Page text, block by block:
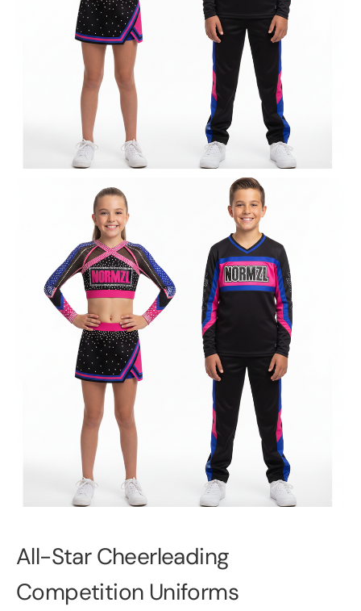
All-Star Cheerleading
Competition Uniforms